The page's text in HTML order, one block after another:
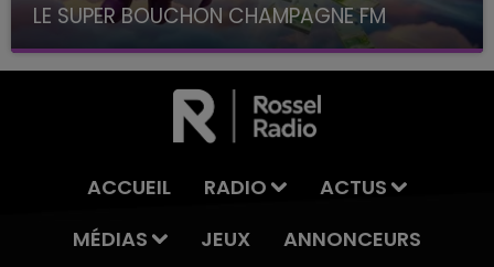
LE SUPER BOUCHON CHAMPAGNE FM
avec La Famille Champagne FM, à 8H10
ACCUEIL RADIO
ACTUS
MÉDIAS
JEUX ANNONCEURS